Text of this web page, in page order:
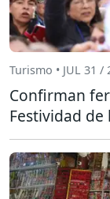
Turismo • JUL 31 /
Confirman
Festividad